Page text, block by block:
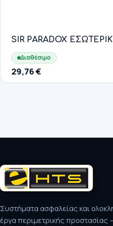
SIR PARADOX
Διαθέσιμο
29,76€
Συστήματα ασφαλείας και
έργα περιμετρικής προστασίας